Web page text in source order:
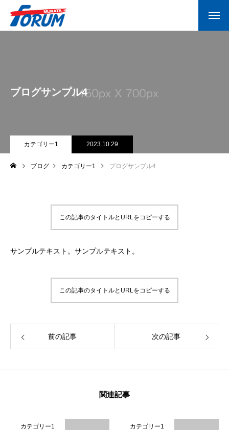
ブログサンプル4
カテゴリー1 2023.10.29
ブログ カテゴリー1 ブログサンプル4
この記事のタイトルとURLをコピーする
サンプルテキスト。サンプルテキスト。
この記事のタイトルとURLをコピーする
前の記事 次の記事
関連記事
ゴリー1 カテゴリー1